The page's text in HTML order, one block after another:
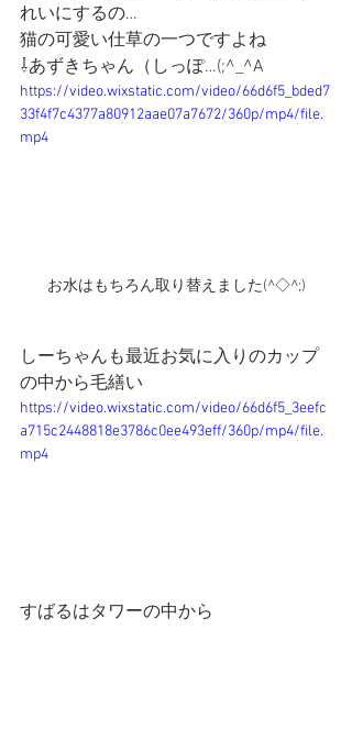
れいにするの…
猫の可愛い仕草の一つですよね
⇩あずきちゃん（しっぽ…(;^_^A
https://video.wixstatic.com/video/66d6f5_bded7
33f4f7c4377a80912aae07a7672/360p/mp4/file.
mp4
お水はもちろん取り替えました(^◇^;)
しーちゃんも最近お気に入りのカップ
の中から毛繕い
https://video.wixstatic.com/video/66d6f5_3eefc
a715c2448818e3786c0ee493eff/360p/mp4/file.
mp4
すばるはタワーの中から